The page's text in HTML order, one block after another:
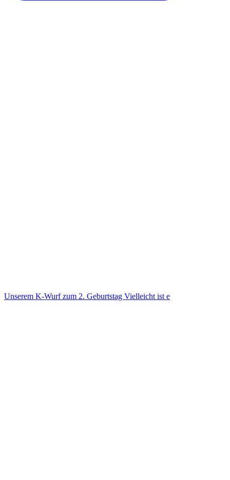
Unse­rem K-Wurf zum 2. Geburts­tag Viel­leicht ist e